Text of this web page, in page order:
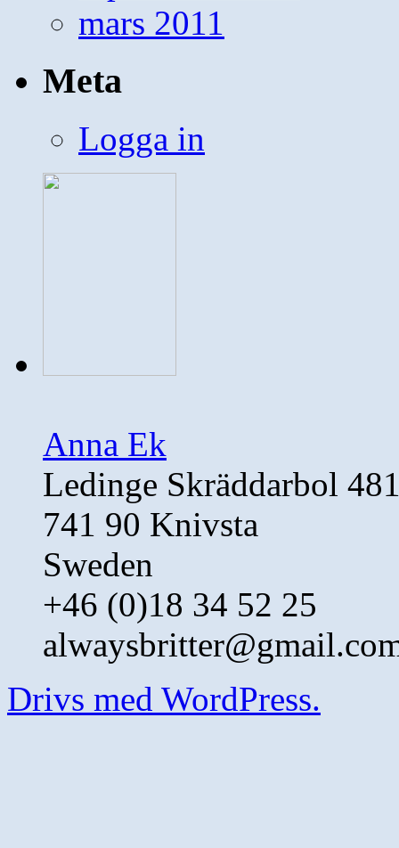
mars 2011
Meta
Logga in
Anna Ek
Ledinge Skräddarbol
741 90 Knivsta
Sweden
+46 (0)18 34 52 25
Drivs med WordPress.